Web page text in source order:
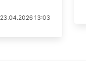
23.04.2026 13:03